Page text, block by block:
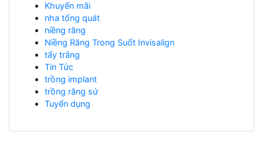
Khuyến mãi
nha tổng quát
niềng răng
Niềng Răng Trong Suốt Invisalign
tẩy trắng
Tin Tức
trồng implant
trồng răng sứ
Tuyển dụng